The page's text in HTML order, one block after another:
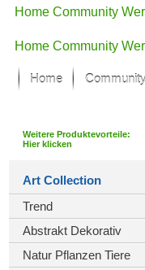
Home Community
Home Community
Home
Weitere Produktevorteile:
Hier klicken
Art Collection
Trend
Abstrakt Dekorativ
Natur Pflanzen Tiere